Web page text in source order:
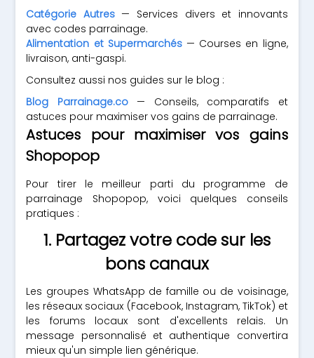
Catégorie Autres— Services divers et innovants
avec codes parrainage.
Alimentation et Supermarchés— Courses en ligne,
livraison, anti-gaspi.
Consultez aussi nos guides sur le blog :
Blog Parrainage.co— Conseils, comparatifs et
astuces pour maximiser vos gains de parrainage.
Astuces pour maximiser vos gains
Shopopop
Pour tirer le meilleur parti du programme de
parrainage Shopopop, voici quelques conseils
pratiques :
1. Partagez votre code sur les
bons canaux
Les groupes WhatsApp de famille ou de voisinage,
les réseaux sociaux (Facebook, Instagram, TikTok) et
les forums locaux sont d'excellents relais. Un
message personnalisé et authentique convertira
mieux qu'un simple lien générique.